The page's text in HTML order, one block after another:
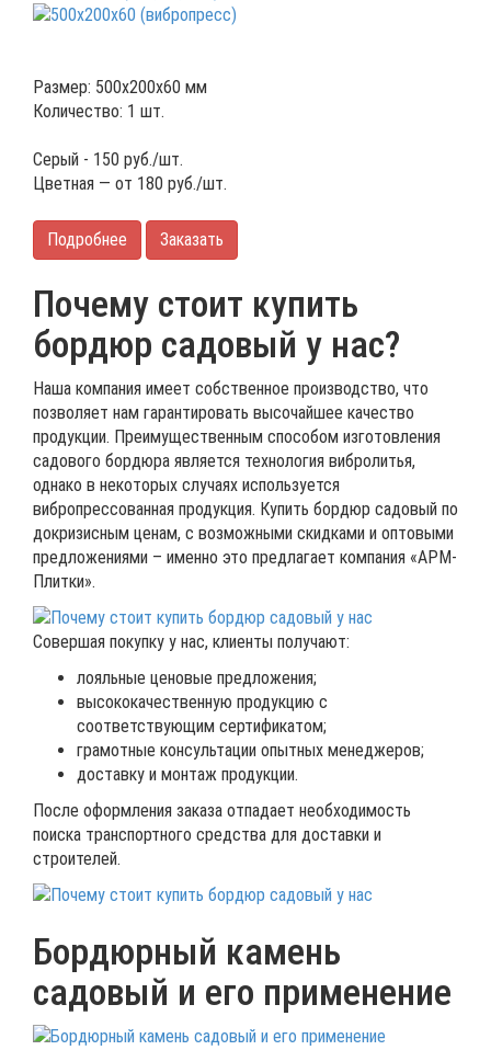
Размер: 500х200х60 мм
Количество: 1 шт.
Серый - 150 руб./шт.
Цветная — от 180 руб./шт.
Подробнее Заказать
Почему стоит купить
бордюр садовый у нас?
Наша компания имеет собственное производство, что
позволяет нам гарантировать высочайшее качество
продукции. Преимущественным способом изготовления
садового бордюра является технология вибролитья,
однако в некоторых случаях используется
вибропрессованная продукция. Купить бордюр садовый по
докризисным ценам, с возможными скидками и оптовыми
предложениями – именно это предлагает компания «АРМ-
Плитки».
Совершая покупку у нас, клиенты получают:
лояльные ценовые предложения;
высококачественную продукцию с
соответствующим сертификатом;
грамотные консультации опытных менеджеров;
доставку и монтаж продукции.
После оформления заказа отпадает необходимость
поиска транспортного средства для доставки и
строителей.
Бордюрный камень
садовый и его применение